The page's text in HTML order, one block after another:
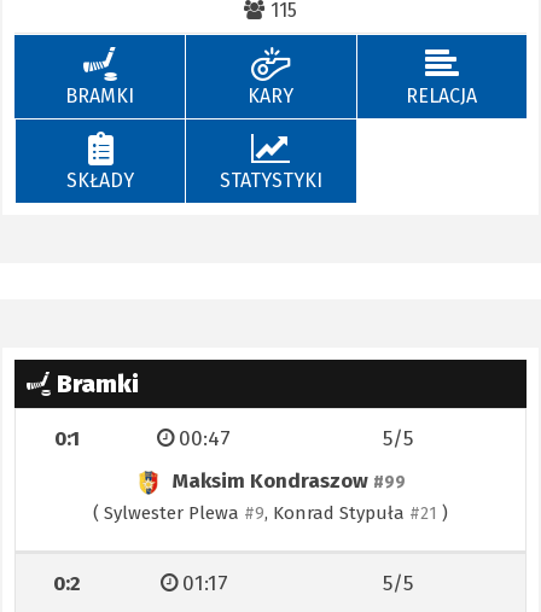
115
BRAMKI KARY RELACJA
SKŁADY STATYSTYKI
Bramki
0:1
Maksim Kondraszow #99
( Sylwester Plewa #9, Konrad Stypuła #21 )
5/5
00:47
0:2
5/5
01:17